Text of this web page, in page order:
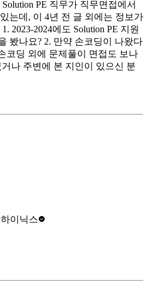
PE 직무가 직무면접에서
는데, 이 4년 전 글 외에는 정보가
2023-2024에도 Solution PE 지원
봤나요? 2. 만약 손코딩이 나왔다
코딩 외에 문제풀이 면접도 보나
거나 주변에 본 지인이 있으신 분
이닉스